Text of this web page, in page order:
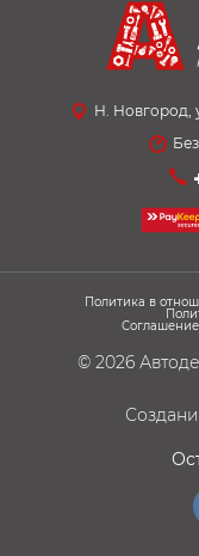
Н. Новгород,
Политика в
© 2026